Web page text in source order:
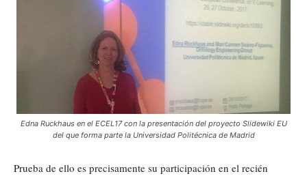
Edna Ruckhaus en el ECEL17 con la presentación del proyecto Slidewiki EU
del que forma parte la Universidad Politécnica de Madrid
Prueba de ello es precisamente su participación en el recién